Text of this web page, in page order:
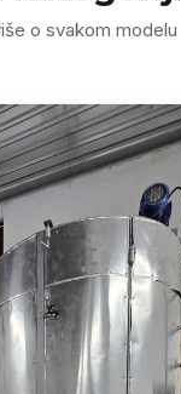
o svakom modelu